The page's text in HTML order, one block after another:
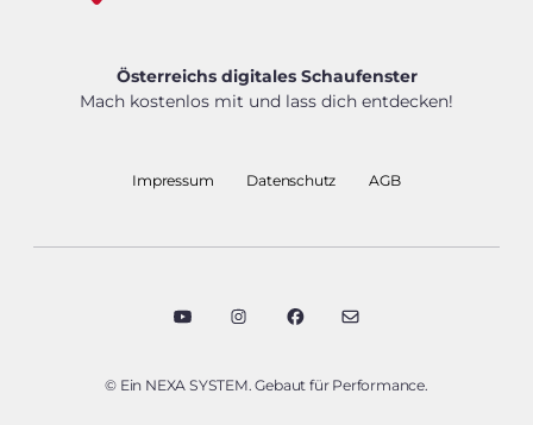
Österreichs digitales Schaufenster
Mach kostenlos mit und lass dich entdecken!
Impressum Datenschutz AGB
© Ein NEXA SYSTEM. Gebaut für Performance.